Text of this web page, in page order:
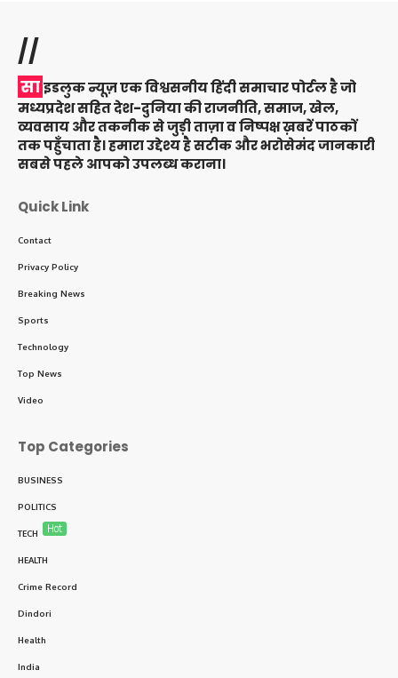
//
साइडलुक न्यूज़ एक विश्वसनीय हिंदी समाचार पोर्टल है जो
मध्यप्रदेश सहित देश-दुनिया की राजनीति, समाज, खेल,
व्यवसाय और तकनीक से जुड़ी ताज़ा व निष्पक्ष ख़बरें पाठकों
तक पहुँचाता है। हमारा उद्देश्य है सटीक और भरोसेमंद जानकारी
सबसे पहले आपको उपलब्ध कराना।
Quick Link
Contact
Privacy Policy
Breaking News
Sports
Technology
Top News
Video
Top Categories
BUSINESS
POLITICS
TECH Hot
HEALTH
Crime Record
Dindori
Health
India